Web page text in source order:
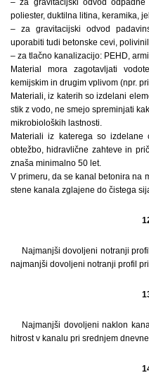
poliester, duktilna litina, keramika,
– za gravitacijski odvod
uporabiti tudi betonske cevi,
– za tlačno kanalizacijo: PEHD,
Material mora zagotavljati
kemijskim in drugim vplivom (npr.
Materiali, iz katerih so izdelani
stik z vodo, ne smejo spreminjati
mikrobioloških lastnosti.
Materiali iz katerega so
obtežbo, hidravlične zahteve in
znaša minimalno 50 let.
V primeru, da se kanal betonira na
stene kanala zglajene do čistega
Najmanjši dovoljeni notranji
najmanjši dovoljeni notranji profil
Najmanjši dovoljeni naklon
hitrost v kanalu pri srednjem